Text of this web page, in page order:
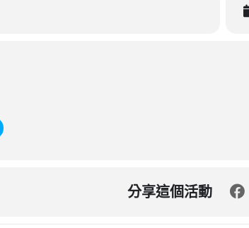
分享這個活動